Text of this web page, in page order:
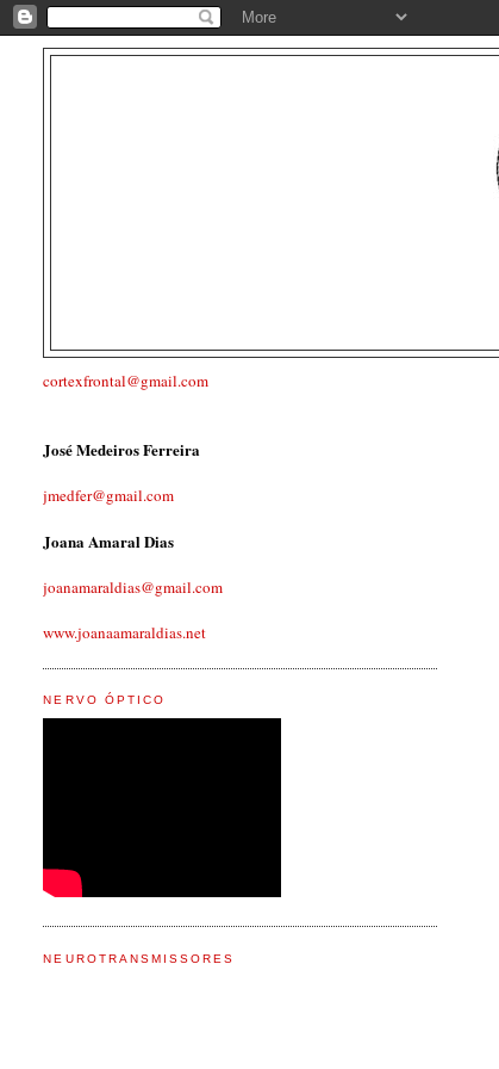
cortexfrontal@gmail.com
José Medeiros Ferreira
jmedfer@gmail.com
Joana Amaral Dias
joanamaraldias@gmail.com
www.joanaamaraldias.net
NERVO ÓPTICO
NEUROTRANSMISSORES